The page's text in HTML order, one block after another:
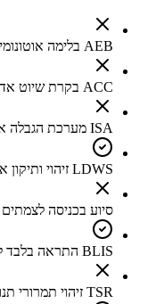
AEB בלימה אוטונומית
ACC בקרת שיוט אדפטיבית
ISA מערכת הגבלה אוטומטית למהירות הרכב
LDWS זיהוי ותיקון אקטיבי לסטיה מנתיב
סיוע בכניסה לצמתים
BLIS התראה בלבד לרכב בשטח מת
TSR זיהוי תמרורי תנועה